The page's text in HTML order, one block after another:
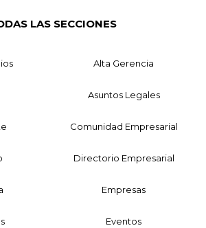
LAS SECCIONES
Alta Gerencia
Asuntos Legales
Comunidad Empresarial
Directorio Empresarial
Empresas
Eventos